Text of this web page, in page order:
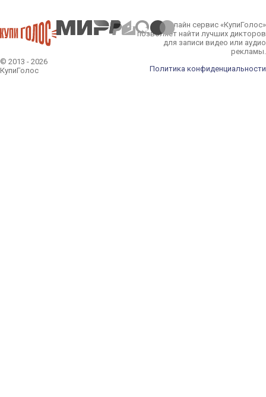
© 2013 - 2026
КупиГолос
Онлайн сервис «КупиГолос»
позволяет найти лучших дикторов
для записи видео или аудио
рекламы.
Политика конфиденциальности